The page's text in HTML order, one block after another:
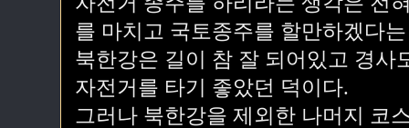
를 마치고 국토종주를 할만하겠다
북한강은 길이 참 잘 되어있고 경사
자전거를 타기 좋았던 덕이다.
그러나 북한강을 제외한 나머지 코